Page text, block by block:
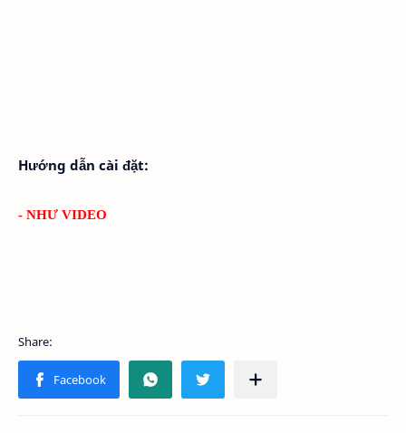
Hướng dẫn cài đặt:
- NHƯ VIDEO